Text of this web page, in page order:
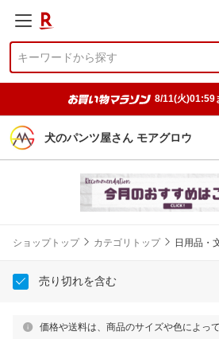
8/11(火)01:59
犬のパンツ屋さん モアグロウ
ショップトップ カテゴリトップ 日用品・
売り切れを含む
価格や送料は、商品のサイズや色によっ